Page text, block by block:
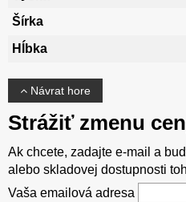
Šírka
Hĺbka
Návrat hore
Strážiť zmenu
Ak chcete, zadajte e-mail a
alebo skladovej dostupnosti
Vaša emailová adresa